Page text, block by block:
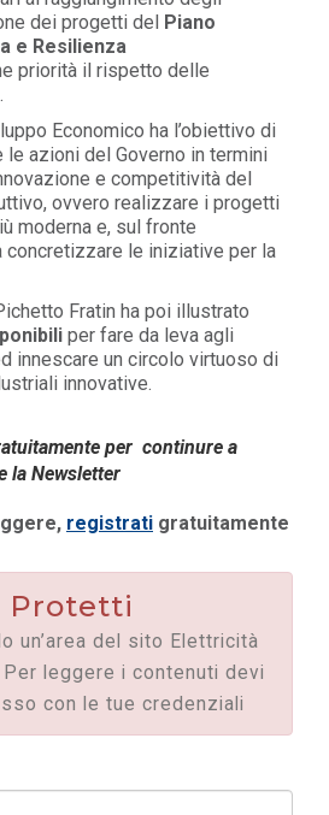
dei progetti del
Piano
e Resilienza
priorità il rispetto delle
Economico ha l’obiettivo di
le azioni del Governo in termini
e competitività del
, ovvero realizzare i progetti
moderna e, sul fronte
concretizzare le iniziative per la
Fratin ha poi illustrato
per fare da leva agli
innescare un circolo virtuoso di
innovative.
per continure a
la Newsletter
registrati gratuitamente
Protetti
un’area del sito Elettricità
Per leggere i contenuti devi
con le tue credenziali